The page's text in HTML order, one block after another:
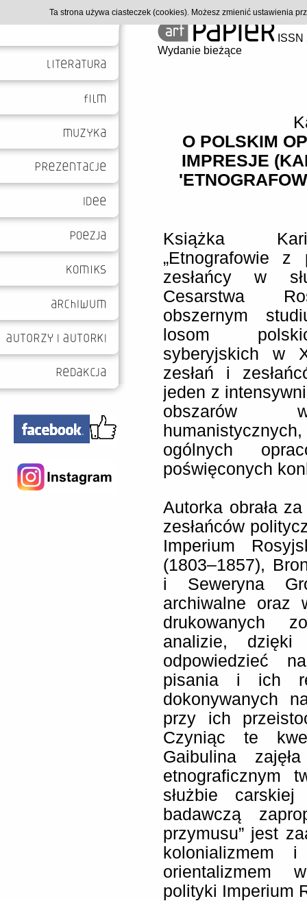
Wydanie bieżące
O POLSKIM
IMPRESJE
Książka
„Etnografowie z
zesłańcy w
Cesarstwa
obszernym
losom
syberyjskich w
zesłań i
jeden z
obszarów
ogólnych
poświęconych
Autorka obrała
zesłańców
Imperium
(1803–1857),
i Seweryna
archiwalne oraz
drukowanych
analizie,
odpowiedzieć
pisania i ich
dokonywanych
przy ich
Czyniąc te
Gaibulina
etnograficznym
służbie
badawczą
przymusu” jest
kolonializmem
orientalizmem
polityki Imperium
Ta strona używa ciasteczek (cookies). Możesz zmienić ustawienia